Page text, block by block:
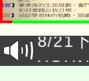
「本
場熱
8/21
徵才